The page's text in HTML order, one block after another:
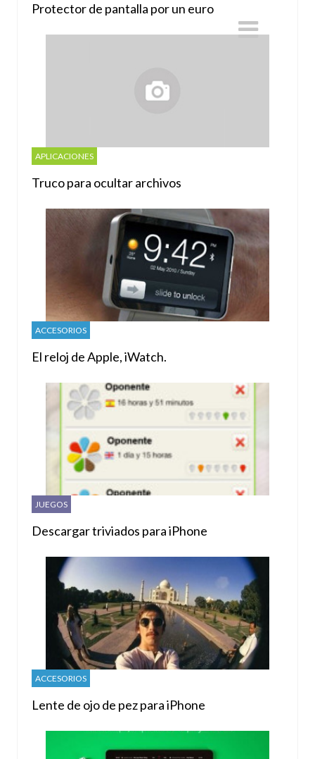
Protector de pantalla por un euro
APLICACIONES
Truco para ocultar archivos
ACCESORIOS
El reloj de Apple, iWatch.
JUEGOS
Descargar triviados para iPhone
ACCESORIOS
Lente de ojo de pez para iPhone